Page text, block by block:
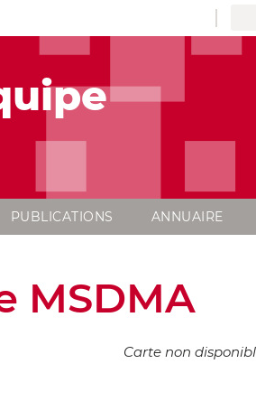
PUBLICATIONS ANNUAIRE
MSDMA
Carte non